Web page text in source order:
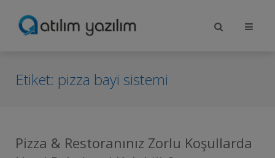
Etiket: pizza bayi sistemi
Pizza & Restoranınız Zorlu Koşullarda